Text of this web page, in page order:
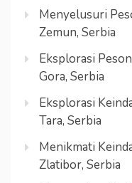
Menyelusuri
Zemun, Serbia
Eksplorasi
Gora, Serbia
Eksplorasi
Tara, Serbia
Menikmati
Zlatibor, Serbia